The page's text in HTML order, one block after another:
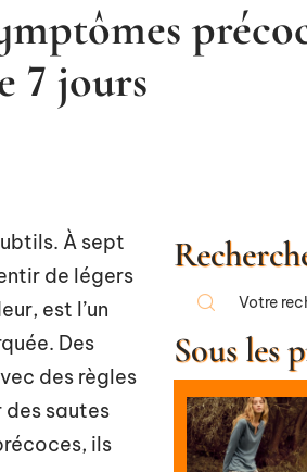
7 jours
À sept
de légers
est l’un
Des
des règles
sautes
ils
Sous les